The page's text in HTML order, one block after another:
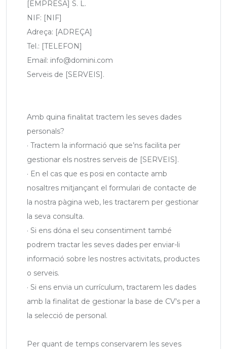
[EMPRESA] S. L.
NIF: [NIF]
Adreça: [ADREÇA]
Tel.: [TELEFON]
Email: info@domini.com
Serveis de [SERVEIS].
Amb quina finalitat tractem les seves dades
personals?
· Tractem la informació que se’ns facilita per
gestionar els nostres serveis de [SERVEIS].
· En el cas que es posi en contacte amb
nosaltres mitjançant el formulari de contacte de
la nostra pàgina web, les tractarem per gestionar
la seva consulta.
· Si ens dóna el seu consentiment també
podrem tractar les seves dades per enviar-li
informació sobre les nostres activitats, productes
o serveis.
· Si ens envia un currículum, tractarem les dades
amb la finalitat de gestionar la base de CV's per a
la selecció de personal.
Per quant de temps conservarem les seves